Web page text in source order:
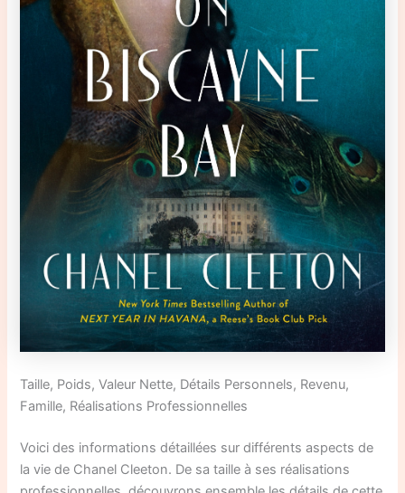
Taille, Poids, Valeur Nette, Détails Personnels, Revenu,
Famille, Réalisations Professionnelles
Voici des informations détaillées sur différents aspects de
la vie de Chanel Cleeton. De sa taille à ses réalisations